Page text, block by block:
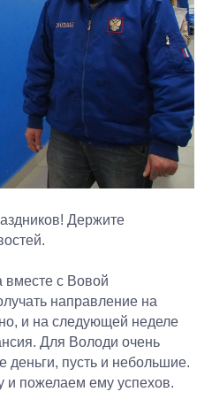
Держите
вместе с Вовой
направление на
и на следующей неделе
Для Володи очень
деньги, пусть и небольшие.
пожелаем ему успехов.